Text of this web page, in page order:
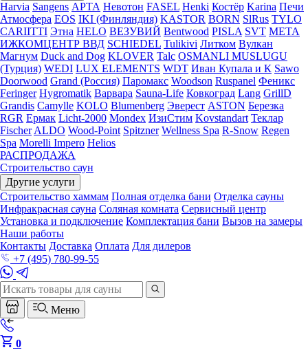
Harvia Sangens АРТА Невотон FASEL Henki Костёр Karina Печи
Атмосфера EOS IKI (Финляндия) KASTOR BORN SlRus TYLO
CARIITTI Этна HELO ВЕЗУВИЙ Bentwood PISLA SVT МЕТА
ИЖКОМЦЕНТР ВВД SCHIEDEL Tulikivi Литком Вулкан
Магнум Duck and Dog KLOVER Talc OSMANLI MUSLUGU
(Турция) WEDI LUX ELEMENTS WDT Иван Купала и К Sawo
Doorwood Grand (Россия) Паромакс Woodson Ruspanel Феникс
Feringer Hygromatik Варвара Sauna-Life Ковкоград Lang GrillD
Grandis Camylle KOLO Blumenberg Эверест ASTON Березка
RGR Ермак Licht-2000 Mondex ИзиСтим Kovstandart Теклар
Fischer ALDO Wood-Point Spitzner Wellness Spa R-Snow Regen
Spa Morelli Impero Helios
РАСПРОДАЖА
Строительство саун
Другие услуги
Строительство хаммам Полная отделка бани Отделка сауны
Инфракрасная сауна Соляная комната Сервисный центр
Установка и подключение Комплектация бани Вызов на замеры
Наши работы
Контакты Доставка Оплата Для дилеров
+7 (495) 780-99-55
Меню
0